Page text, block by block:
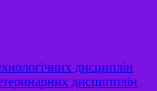
дисциплін
дисципплін